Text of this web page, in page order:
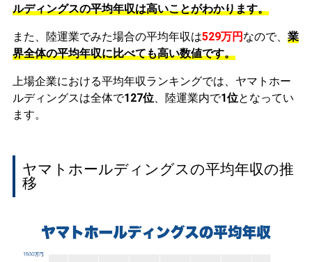
ルディングスの平均年収は高いことがわかります。
また、陸運業でみた場合の平均年収は529万円 なので、 業
界全体の平均年収に比べても高い数値です。
上場企業における平均年収ランキングでは、ヤマトホー
ルディングスは全体で127位、陸運業内で1位となってい
ます。
ヤマトホールディングスの平均年収の推
移